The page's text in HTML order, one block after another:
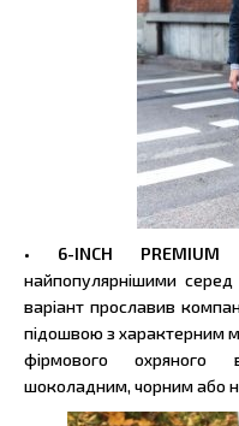
• 6-INCH PREMIUM
найпопулярнішими серед
варіант прославив
підошвою з характерним
фірмового охряного
шоколадним, чорним або